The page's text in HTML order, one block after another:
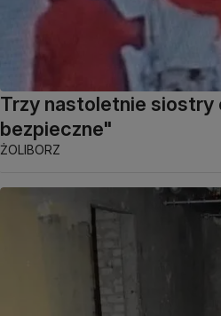
Trzy nastoletnie siostry
bezpieczne"
ŻOLIBORZ